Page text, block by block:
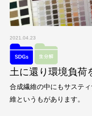
2021.04.23
土に還り環境負荷
合成繊維の中にもサステ
維というもがあります。